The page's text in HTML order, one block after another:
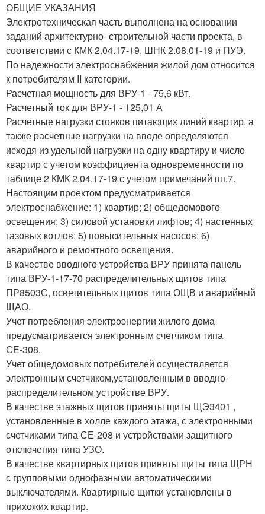
ОБЩИЕ УКАЗАНИЯ
Электротехническая часть выполнена на основании
заданий архитектурно- строительной части проекта, в
соответствии с КМК 2.04.17-19, ШНК 2.08.01-19 и ПУЭ.
По надежности электроснабжения жилой дом относится
к потребителям II категории.
Расчетная мощность для ВРУ-1 - 75,6 кВт.
Расчетный ток для ВРУ-1 - 125,01 А
Расчетные нагрузки стояков питающих линий квартир, а
также расчетные нагрузки на вводе определяются
исходя из удельной нагрузки на одну квартиру и число
квартир с учетом коэффициента одновременности по
таблице 2 КМК 2.04.17-19 с учетом примечаний пп.7.
Настоящим проектом предусматривается
электроснабжение: 1) квартир; 2) общедомового
освещения; 3) силовой установки лифтов; 4) настенных
газовых котлов; 5) повысительных насосов; 6)
аварийного и ремонтного освещения.
В качестве вводного устройства ВРУ принята панель
типа ВРУ-1-17-70 распределительных щитов типа
ПР8503С, осветительных щитов типа ОЩВ и аварийный
ЩАО.
Учет потребления электроэнергии жилого дома
предусматривается электронным счетчиком типа
СЕ-308.
Учет общедомовых потребителей осуществляется
электронным счетчиком,установленным в вводно-
распределительном устройстве ВРУ.
В качестве этажных щитов приняты щиты ЩЭ3401 ,
установленные в холле каждого этажа, с электронными
счетчиками типа СЕ-208 и устройствами защитного
отключения типа УЗО.
В качестве квартирных щитов приняты щиты типа ЩРН
с групповыми однофазными автоматическими
выключателями. Квартирные щитки установлены в
прихожих квартир.